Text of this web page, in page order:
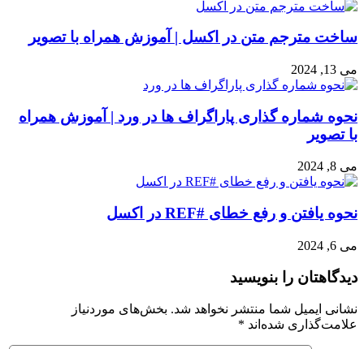
ساخت مترجم متن در اکسل | آموزش همراه با تصویر
می 13, 2024
نحوه شماره گذاری پاراگراف ها در ورد | آموزش همراه
با تصویر
می 8, 2024
نحوه یافتن و رفع خطای #REF در اکسل
می 6, 2024
دیدگاهتان را بنویسید
نشانی ایمیل شما منتشر نخواهد شد. بخش‌های موردنیاز
علامت‌گذاری شده‌اند *